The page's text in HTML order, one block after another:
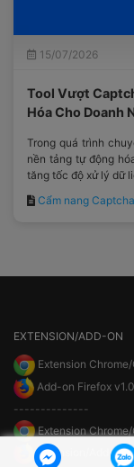
15/07/2026
Tool Vượt
Hóa Cho Doanh
Trong quá trình
nền tảng tự động
tăng tốc độ xử lý dữ
Cẩm nang Captcha
EXTENSION/ADD-ON
Extension
Add-on Firefox
--------------
Extension Chrome/
Extension/Add-on